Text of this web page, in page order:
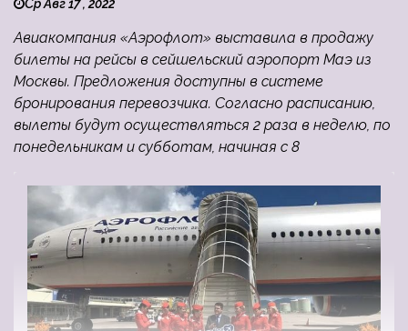
Ср Авг 17 , 2022
Авиакомпания «Аэрофлот» выставила в продажу
билеты на рейсы в сейшельский аэропорт Маэ из
Москвы. Предложения доступны в системе
бронирования перевозчика. Согласно расписанию,
вылеты будут осуществляться 2 раза в неделю, по
понедельникам и субботам, начиная с 8